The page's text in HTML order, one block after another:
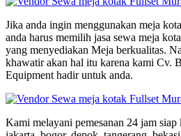
Jika anda ingin menggunakan meja
anda harus memilih jasa sewa meja
yang menyediakan Meja berkualitas.
khawatir akan hal itu karena kami Cv.
Equipment hadir untuk anda.
Kami melayani pemesanan 24 jam